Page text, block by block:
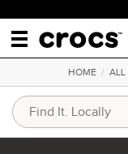
HOME/ ALL